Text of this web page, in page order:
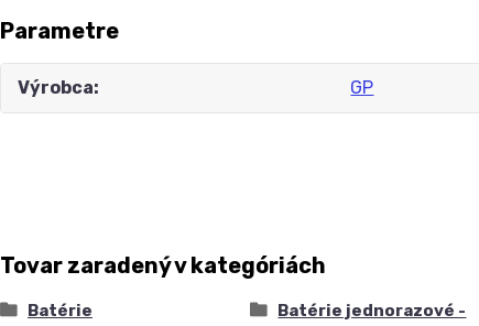
Parametre
Výrobca GP
Tovar zaradený v kategóriách
Batérie
Batérie jednorazové -